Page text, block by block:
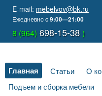
E-mail: mebelvov@bk.ru
Ежедневноc9:00—21:00
8 (964) 698-15-38)
Главная Статьи О
Подъем и сборка мебели